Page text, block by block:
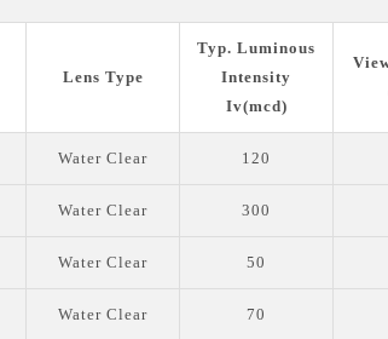
Lens Type
Typ. Luminous
Intensity
Iv(mcd)
Water Clear 120
Water Clear 300
Water Clear 50
Water Clear 70